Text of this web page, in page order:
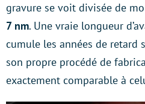
gravure se voit divisée de
7 nm. Une vraie longueur
cumule les années de retard
son propre procédé de
exactement comparable à